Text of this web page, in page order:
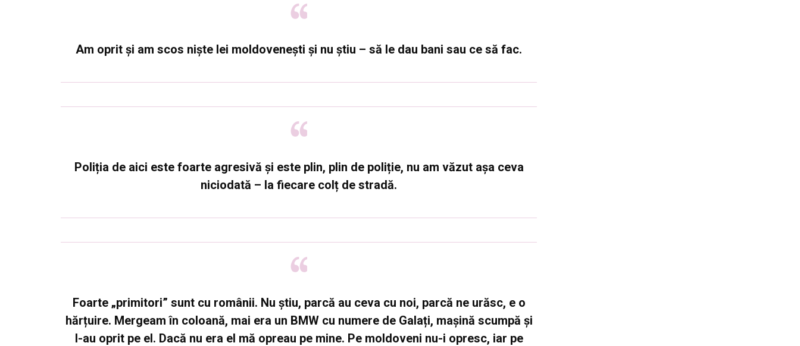
Am oprit și am scos niște lei moldovenești și nu știu – să le dau bani sau ce să fac.
Poliția de aici este foarte agresivă și este plin, plin de poliție, nu am văzut așa ceva
niciodată – la fiecare colț de stradă.
Foarte „primitori” sunt cu românii. Nu știu, parcă au ceva cu noi, parcă ne urăsc, e o
hărțuire. Mergeam în coloană, mai era un BMW cu numere de Galați, mașină scumpă și
l-au oprit pe el. Dacă nu era el mă opreau pe mine. Pe moldoveni nu-i opresc, iar pe